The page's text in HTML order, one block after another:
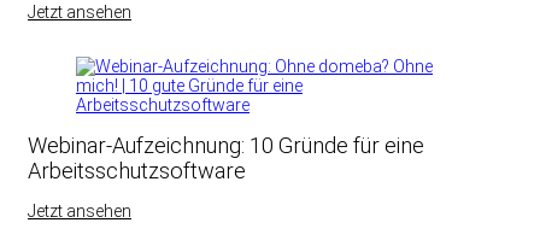
Jetzt ansehen
Webinar-Aufzeichnung: 10 Gründe für eine
Arbeitsschutzsoftware
Jetzt ansehen